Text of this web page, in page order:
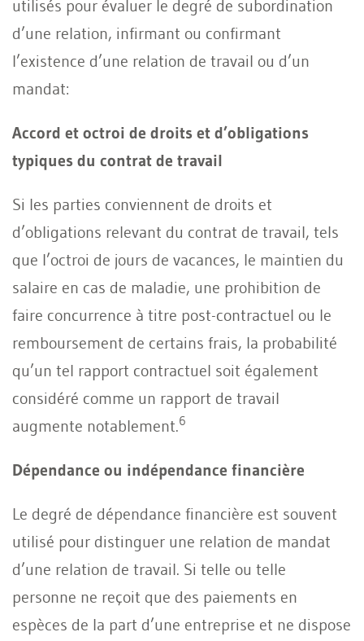
utilisés pour évaluer le degré de subordination
d’une relation, infirmant ou confirmant
l’existence d’une relation de travail ou d’un
mandat:
Accord et octroi de droits et d’obligations
typiques du contrat de travail
Si les parties conviennent de droits et
d’obligations relevant du contrat de travail, tels
que l’octroi de jours de vacances, le maintien du
salaire en cas de maladie, une prohibition de
faire concurrence à titre post-contractuel ou le
remboursement de certains frais, la probabilité
qu’un tel rapport contractuel soit également
considéré comme un rapport de travail
augmente notablement.6
Dépendance ou indépendance financière
Le degré de dépendance financière est souvent
utilisé pour distinguer une relation de mandat
d’une relation de travail. Si telle ou telle
personne ne reçoit que des paiements en
espèces de la part d’une entreprise et ne dispose